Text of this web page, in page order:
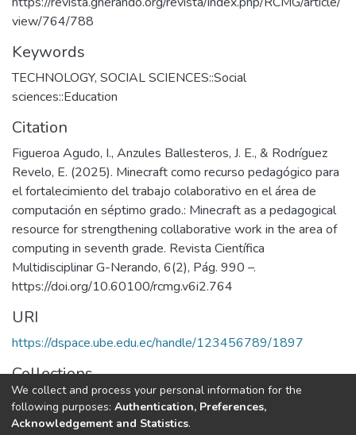
view/764/788
Keywords
TECHNOLOGY, SOCIAL SCIENCES::Social
sciences::Education
Citation
Figueroa Agudo, I., Anzules Ballesteros, J. E., & Rodríguez
Revelo, E. (2025). Minecraft como recurso pedagógico para
el fortalecimiento del trabajo colaborativo en el área de
computación en séptimo grado.: Minecraft as a pedagogical
resource for strengthening collaborative work in the area of
computing in seventh grade. Revista Científica
Multidisciplinar G-Nerando, 6(2), Pág. 990 –.
https://doi.org/10.60100/rcmg.v6i2.764
URI
https://dspace.ube.edu.ec/handle/123456789/1897
Collections
Artículos Científicos
We collect and process your personal information for the
following purposes: Authentication, Preferences,
Acknowledgement and Statistics.